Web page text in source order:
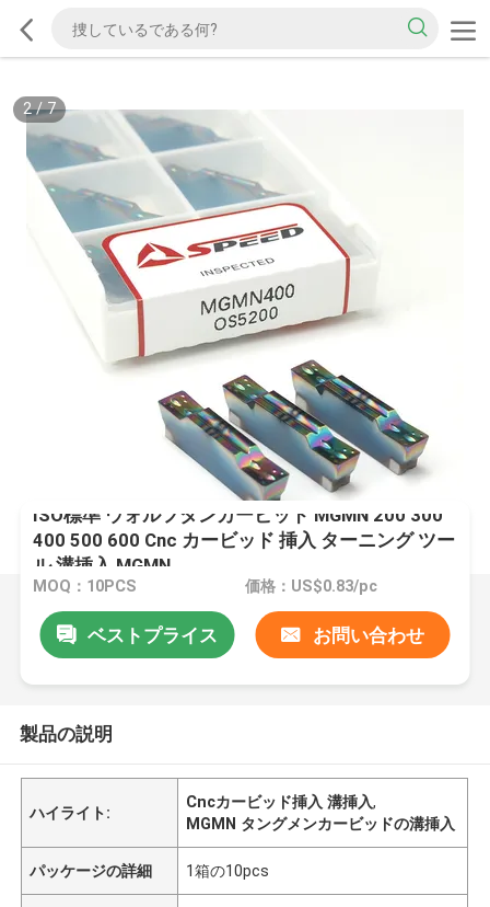
2/7
ISO標準 ウォルフタンカービッド MGMN 200 300
400 500 600 Cnc カービッド 挿入 ターニング ツー
ル 溝挿入 MGMN
MOQ：10PCS 価格：US$0.83/pc
ベストプライス お問い合わせ
製品の説明
ハイライト:
Cncカービッド挿入 溝挿入,
MGMN タングメンカービッドの溝挿入
パッケージの詳細 1箱の10pcs